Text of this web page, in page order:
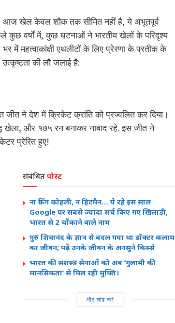
आज खेल केवल शौक तक सीमित नहीं है, ये अभूतपूर्व
कुछ वर्षों में, कुछ घटनाओं ने भारतीय खेलों के परिदृश्य
में महत्वाकांक्षी एथलीटों के लिए प्रेरणा के प्रतीक के
की लौ जलाई है:
ने देश में क्रिकेट क्रांति को प्रज्वलित कर दिया।
खेला, और १७५ रन बनाकर नाबाद रहे. इस जीत ने
प्रेरित हुए!
संबंधितपोस्ट
ना किंग कोहली, न हिटमैन… ये रहे इस साल
Google पर सबसे ज्यादा सर्च किए गए खिलाड़ी,
भारत से 2 चौंकाने वाले नाम
गुरु शिवानंद के ज्ञान से बदल गया था डॉक्टर कलाम
का जीवन; पढ़ें उनके जीवन के अनसुने किस्से
भारत की सशस्त्र सेनाओं को अब ‘गुलामी की
मानसिकता’ से मिल रही मुक्ति।
और लोड करें